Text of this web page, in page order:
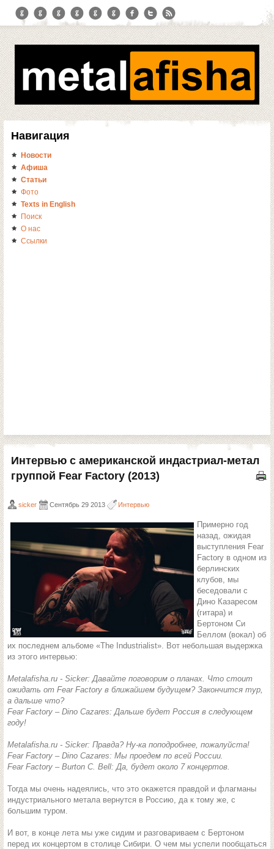
Навигация
Новости
Афиша
Статьи
Фото
Texts in English
Поиск
О нас
Ссылки
Интервью с американской индастриал-метал
группой Fear Factory (2013)
sicker Сентябрь 29 2013 Интервью
Примерно год
назад, ожидая
выступления Fear
Factory в одном из
берлинских
клубов, мы
беседовали с
Дино Казаресом
(гитара) и
Бертоном Си
Беллом (вокал) об
их последнем альбоме «The Industrialist». Вот небольшая выдержка
из этого интервью:
Metalafisha.ru - Sicker: Давайте поговорим о планах. Что стоит
ожидать от Fear Factory в ближайшем будущем? Закончится тур,
а дальше что?
Fear Factory – Dino Cazares: Дальше будет Россия в следующем
году!
Metalafisha.ru - Sicker: Правда? Ну-ка поподробнее, пожалуйста!
Fear Factory – Dino Cazares: Мы проедем по всей России.
Fear Factory – Burton C. Bell: Да, будет около 7 концертов.
Тогда мы очень надеялись, что это окажется правдой и флагманы
индустриального метала вернутся в Россию, да к тому же, с
большим туром.
И вот, в конце лета мы уже сидим и разговариваем с Бертоном
перед их концертом в столице Сибири. О чем мы успели пообщаться